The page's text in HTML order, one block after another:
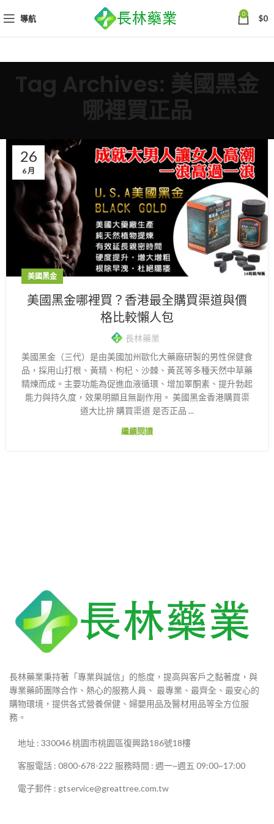
導航 0 $0
Tag Archives: 美國黑金
哪裡買正品
26
6 月
美國黑金
美國黑金哪裡買？香港最全購買渠道與價
格比較懶人包
長林藥業
美國黑金（三代）是由美國加州歐化大藥廠研製的男性保健食
品，採用山打根、黃精、枸杞、沙棘、黃芪等多種天然中草藥
精煉而成。主要功能為促進血液循環、增加睪酮素、提升勃起
能力與持久度，效果明顯且無副作用。 美國黑金香港購買渠
道大比拚 購買渠道 是否正品 ...
繼續閱讀
長林藥業秉持著「專業與誠信」的態度，提高與客戶之黏著度，與
專業藥師團隊合作、熱心的服務人員、 最專業、最齊全、最安心的
購物環境，提供各式營養保健、婦嬰用品及醫材用品等全方位服
務。
地址 : 330046 桃園市桃園區復興路186號18樓
客服電話 : 0800-678-222 服務時間 : 週一~週五 09:00~17:00
電子郵件 : gtservice@greattree.com.tw